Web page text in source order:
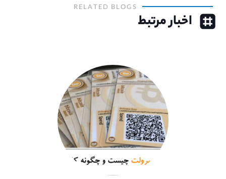
RELATED BLOGS
اخبار مرتبط